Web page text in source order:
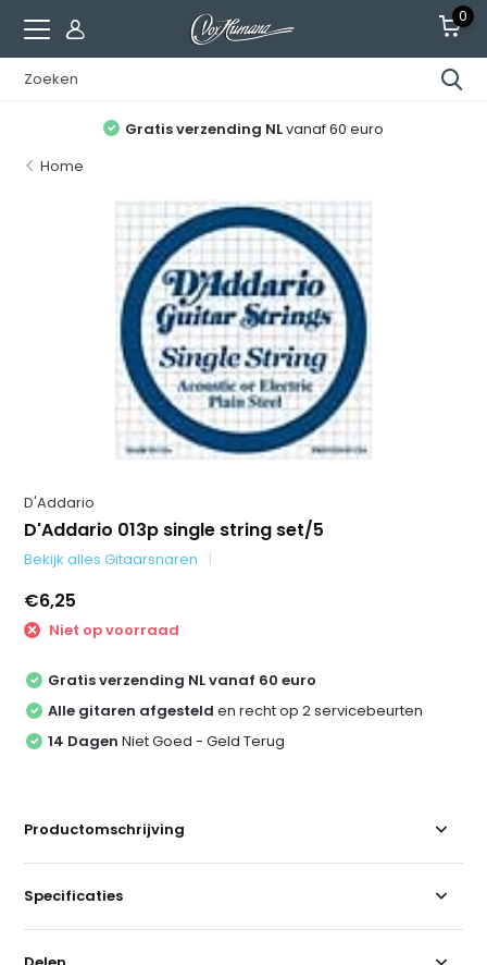
0
Gratis verzending NLvanaf 60 euro
Home
D'Addario
D'Addario 013p single string set/5
Bekijk alles Gitaarsnaren
€6,25
Niet op voorraad
Gratis verzending NL vanaf 60 euro
Alle gitaren afgesteld en recht op 2 servicebeurten
14 Dagen Niet Goed - Geld Terug
Productomschrijving
Specificaties